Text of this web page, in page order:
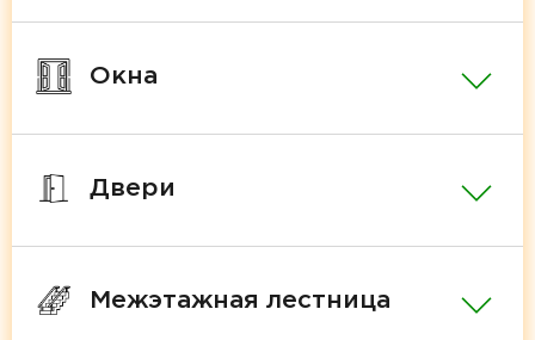
Окна
Двери
Межэтажная лестница